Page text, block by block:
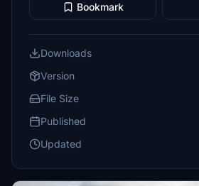
Bookmark
Downloads
Version
File Size
Published
Updated